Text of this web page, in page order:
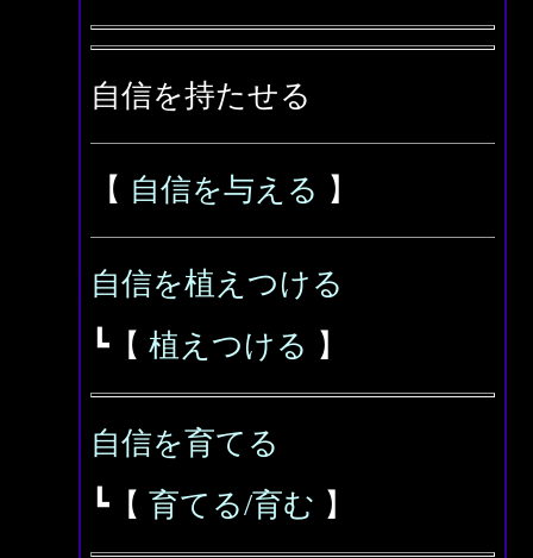
自信を持たせる
【 自信を与える 】
自信を植えつける
┗【 植えつける 】
自信を育てる
┗【 育てる/育む 】